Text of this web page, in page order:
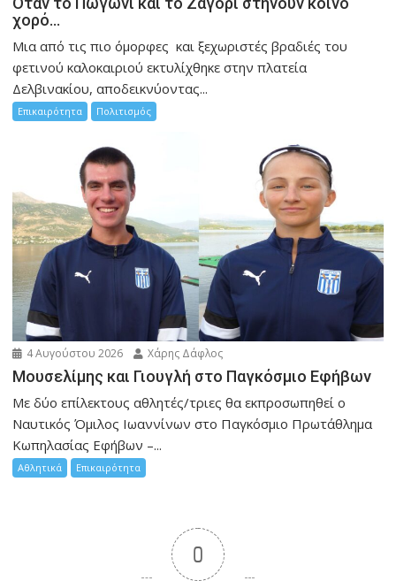
χορό…
Μια από τις πιο όμορφες και ξεχωριστές βραδιές του
φετινού καλοκαιριού εκτυλίχθηκε στην πλατεία
Δελβινακίου, αποδεικνύοντας...
Επικαιρότητα Πολιτισμός
4 Αυγούστου 2026 Χάρης Δάφλος
Μουσελίμης και Γιουγλή στο Παγκόσμιο Εφήβων
Mε δύο επίλεκτους αθλητές/τριες θα εκπροσωπηθεί ο
Ναυτικός Όμιλος Ιωαννίνων στο Παγκόσμιο Πρωτάθλημα
Κωπηλασίας Εφήβων –...
Αθλητικά Επικαιρότητα
0